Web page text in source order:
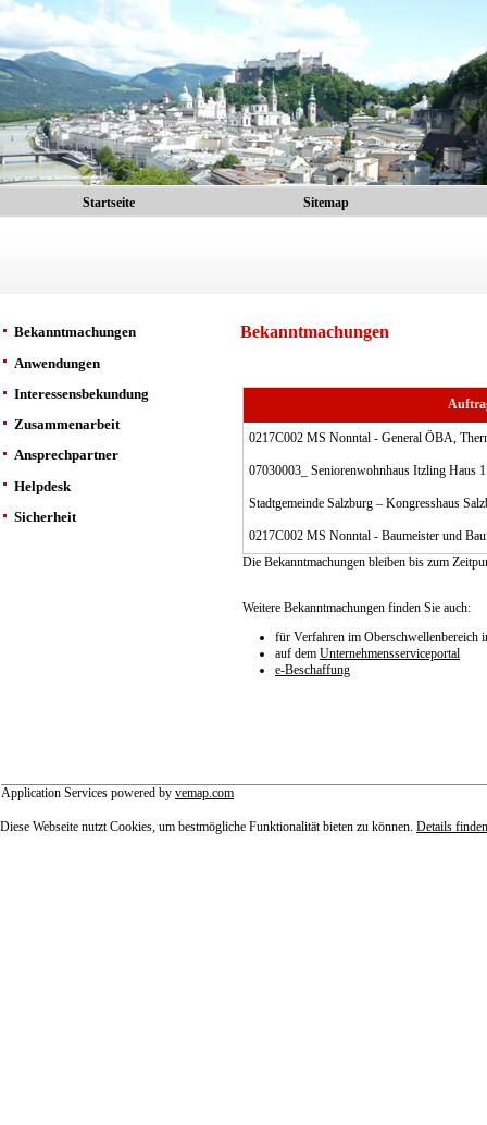
Startseite Sitemap
Bekanntmachungen
Anwendungen
Interessensbekundung
Zusammenarbeit
Ansprechpartner
Helpdesk
Sicherheit
Bekanntmachungen
0217C002 MS Nonntal - General ÖBA,
07030003_ Seniorenwohnhaus Itzling Haus
Stadtgemeinde Salzburg – Kongresshaus
0217C002 MS Nonntal - Baumeister und
Die Bekanntmachungen bleiben bis zum
Weitere Bekanntmachungen finden Sie auch:
für Verfahren im Oberschwellenbereich
auf dem Unternehmensserviceportal
e-Beschaffung
Application Services powered by vemap.com
Diese Webseite nutzt Cookies, um bestmögliche Funktionalität bieten zu können. Details